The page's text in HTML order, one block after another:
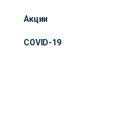
Акции
COVID-19